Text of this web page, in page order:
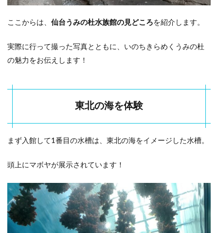
ここからは、 仙台うみの杜水族館の見どころ を紹介します。
実際に行って撮った写真とともに、いのちきらめくうみの杜
の魅力をお伝えします！
東北の海を体験
まず入館して1番目の水槽は、東北の海をイメージした水槽。
頭上にマボヤが展示されています！